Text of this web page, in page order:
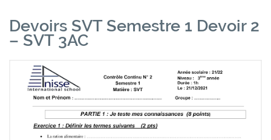
Devoirs SVT Semestre 1 Devoir 2
– SVT 3AC